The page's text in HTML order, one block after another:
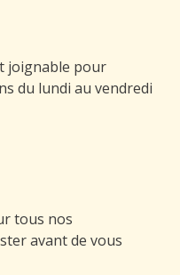
joignable pour
du lundi au vendredi
tous nos
avant de vous